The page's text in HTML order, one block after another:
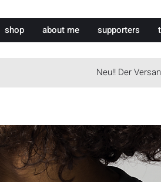
shop about me supporters
Neu!! Der